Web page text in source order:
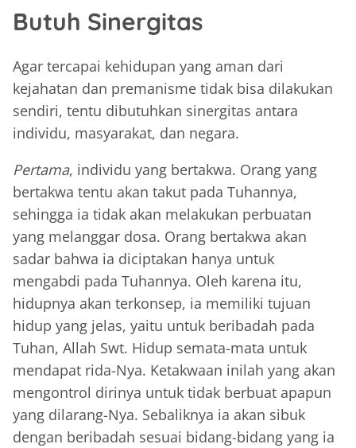
Butuh Sinergitas
Agar tercapai kehidupan yang aman dari
kejahatan dan premanisme tidak bisa dilakukan
sendiri, tentu dibutuhkan sinergitas antara
individu, masyarakat, dan negara.
Pertama, individu yang bertakwa. Orang yang
bertakwa tentu akan takut pada Tuhannya,
sehingga ia tidak akan melakukan perbuatan
yang melanggar dosa. Orang bertakwa akan
sadar bahwa ia diciptakan hanya untuk
mengabdi pada Tuhannya. Oleh karena itu,
hidupnya akan terkonsep, ia memiliki tujuan
hidup yang jelas, yaitu untuk beribadah pada
Tuhan, Allah Swt. Hidup semata-mata untuk
mendapat rida-Nya. Ketakwaan inilah yang akan
mengontrol dirinya untuk tidak berbuat apapun
yang dilarang-Nya. Sebaliknya ia akan sibuk
dengan beribadah sesuai bidang-bidang yang ia